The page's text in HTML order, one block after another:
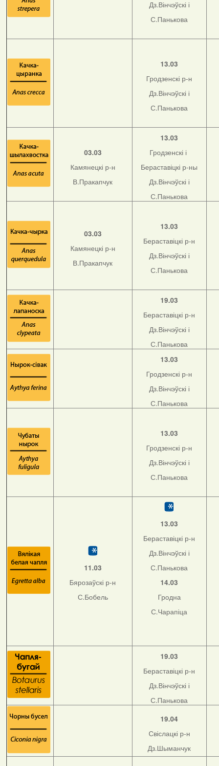
Дз.Вінчэўскі і
С.Панькова
13.03
Гродзенскі р-н
Дз.Вінчэўскі і
С.Панькова
03.03
Камянецкі р-н
В.Пракапчук
13.03
Гродзенскі і
Бераставіцкі р-ны
Дз.Вінчэўскі і
С.Панькова
03.03
Камянецкі р-н
В.Пракапчук
13.03
Бераставіцкі р-н
Дз.Вінчэўскі і
С.Панькова
19.03
Бераставіцкі р-н
Дз.Вінчэўскі і
С.Панькова
13.03
Гродзенскі р-н
Дз.Вінчэўскі і
С.Панькова
13.03
Гродзенскі р-н
Дз.Вінчэўскі і
С.Панькова
11.03
Бярозаўскі р-н
С.Бобель
13.03
Бераставіцкі р-н
Дз.Вінчэўскі і
С.Панькова
14.03
Гродна
С.Чарапіца
19.03
Бераставіцкі р-н
Дз.Вінчэўскі і
С.Панькова
19.04
Свіслацкі р-н
Дз.Шыманчук